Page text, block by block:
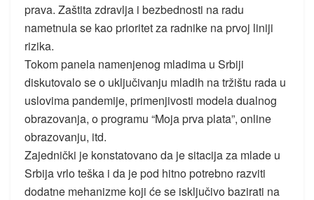
prava. Zaštita zdravlja i bezbednosti na radu
nametnula se kao prioritet za radnike na prvoj liniji
rizika.
Tokom panela namenjenog mladima u Srbiji
diskutovalo se o uključivanju mladih na tržištu rada u
uslovima pandemije, primenjivosti modela dualnog
obrazovanja, o programu “Moja prva plata”, online
obrazovanju, itd.
Zajednički je konstatovano da je sitacija za mlade u
Srbija vrlo teška i da je pod hitno potrebno razviti
dodatne mehanizme koji će se isključivo bazirati na